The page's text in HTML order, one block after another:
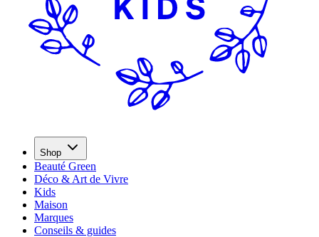
Shop
Beauté Green
Déco & Art de Vivre
Kids
Maison
Marques
Conseils & guides